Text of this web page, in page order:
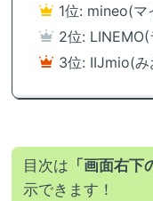
1位: mineo(マ
2位:
3位: IIJmio(
目次は 「画面右下
示できます！